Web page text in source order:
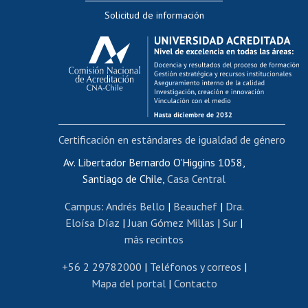
Evaluación docente
Calificación académica
Postulación al AUCAI
Funcionarias/os
Cursos internos de capacitación
Bienestar del personal
Portal de movilidad interna
Certificado de renta
Certificado de renta honorarios
Editar páginas blancas
Extranjeras/os
Revalidación y reconocimiento de títulos
Postulación al Programa de Movilidad Estudiantil
Solicitud de información
Av. Libertador Bernardo O'Higgins 1058,
Santiago de Chile, Casa Central
Campus: Andrés Bello | Beauchef| Dra.
Eloísa Díaz | Juan Gómez Millas | Sur |
más recintos
+56 2 29782000 | Teléfonos y correos |
Mapa del portal| Contacto
Certificación en estándares de igualdad de género